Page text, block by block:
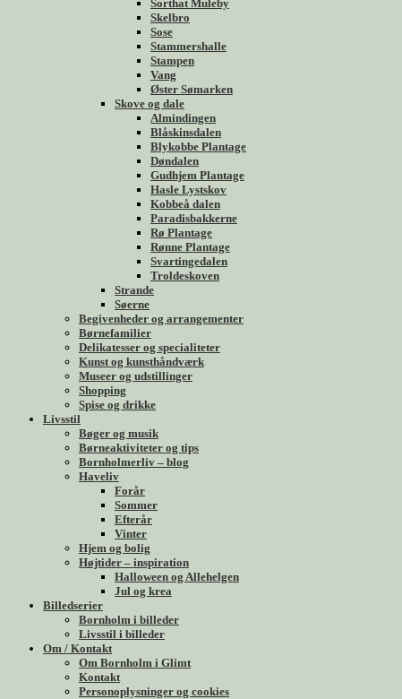
Sorthat Muleby
Skelbro
Sose
Stammershalle
Stampen
Vang
Øster Sømarken
Skove og dale
Almindingen
Blåskinsdalen
Blykobbe Plantage
Døndalen
Gudhjem Plantage
Hasle Lystskov
Kobbeå dalen
Paradisbakkerne
Rø Plantage
Rønne Plantage
Svartingedalen
Troldeskoven
Strande
Søerne
Begivenheder og arrangementer
Børnefamilier
Delikatesser og specialiteter
Kunst og kunsthåndværk
Museer og udstillinger
Shopping
Spise og drikke
Livsstil
Bøger og musik
Børneaktiviteter og tips
Bornholmerliv – blog
Haveliv
Forår
Sommer
Efterår
Vinter
Hjem og bolig
Højtider – inspiration
Halloween og Allehelgen
Jul og krea
Billedserier
Bornholm i billeder
Livsstil i billeder
Om / Kontakt
Om Bornholm i Glimt
Kontakt
Personoplysninger og cookies